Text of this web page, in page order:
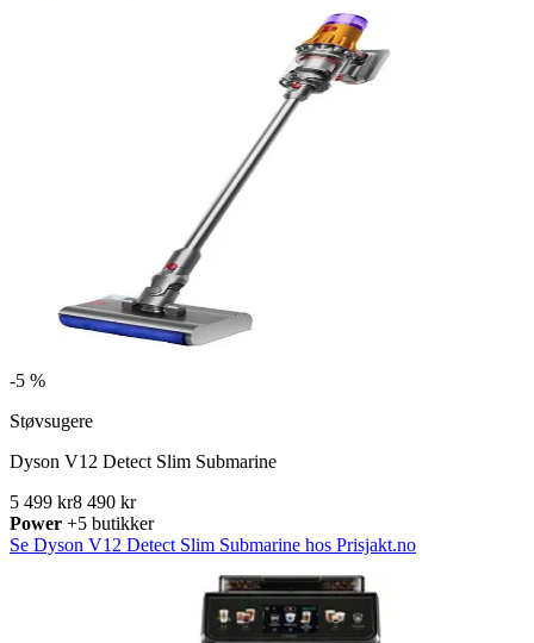
-5 %
Støvsugere
Dyson V12 Detect Slim Submarine
5 499 kr8 490 kr
Power +5 butikker
Se Dyson V12 Detect Slim Submarine hos Prisjakt.no